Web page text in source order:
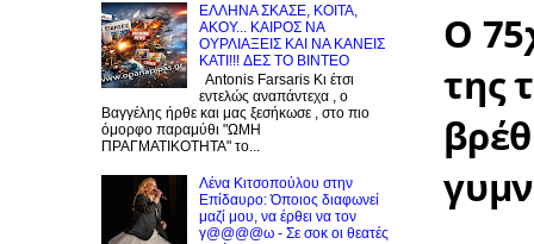
U
m
u
t
e
R
m
a
n
i
g
T
-0:00
l
s
c
r
e
e
n
Ο
της
EΛΛΗΝΑ ΣΚΑΣΕ, ΚΟΙΤΑ,
ΑΚΟΥ... ΚΑΙΡΟΣ ΝΑ
ΟΥΡΛIAΞΕΙΣ ΚΑΙ ΝΑ ΚΑΝΕΙΣ
KATI!!! ΔΕΣ TO BINTEO
Antonis Farsaris Κι έτσι
εντελώς αναπάντεχα , ο
Βαγγέλης ήρθε και μας ξεσήκωσε , στο πιο
όμορφο παραμύθι "ΩΜΗ
ΠΡΑΓΜΑΤΙΚΟΤΗΤΑ" το...
Λένα Κιτσοπούλου στην
Επίδαυρο: Όποιος διαφωνεί
μαζί μου, να έρθει να τον
γ@@@@ω - Σε σοκ οι θεατές